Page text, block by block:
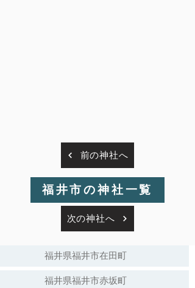
前の神社へ
福井市の神社一覧
次の神社へ
福井県福井市在田町
福井県福井市赤坂町